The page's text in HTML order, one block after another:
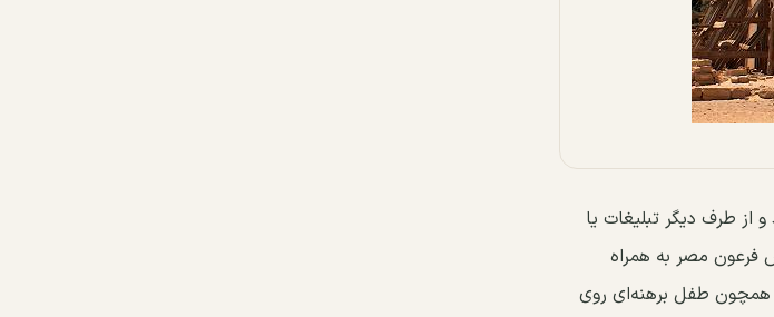
طرف دیگر تبلیغات یا
فرعون مصر به همراه
همچون طفل برهنه‌ای روی